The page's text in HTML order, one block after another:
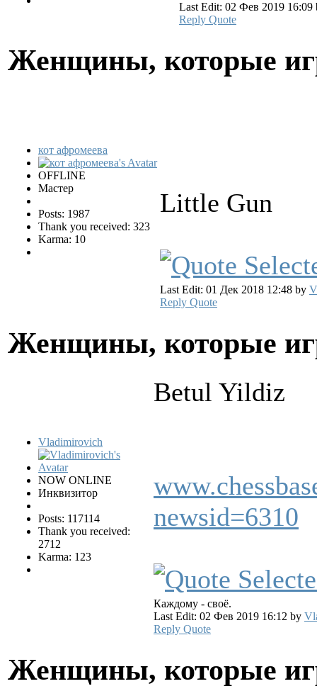
Last Edit: 02 Фев 2019
Reply Quote
Женщины, которые
кот афромеева
OFFLINE
Мастер
Posts: 1987
Thank you received: 323
Karma: 10
Little Gun
Last Edit: 01 Дек 2018 12:48 by
Reply Quote
Женщины, которые
Vladimirovich
NOW ONLINE
Инквизитор
Posts: 117114
Thank you received:
2712
Karma: 123
Betul Yildiz
newsid=6310
Каждому - своё.
Last Edit: 02 Фев 2019 16:12 by
Reply Quote
Женщины, которые